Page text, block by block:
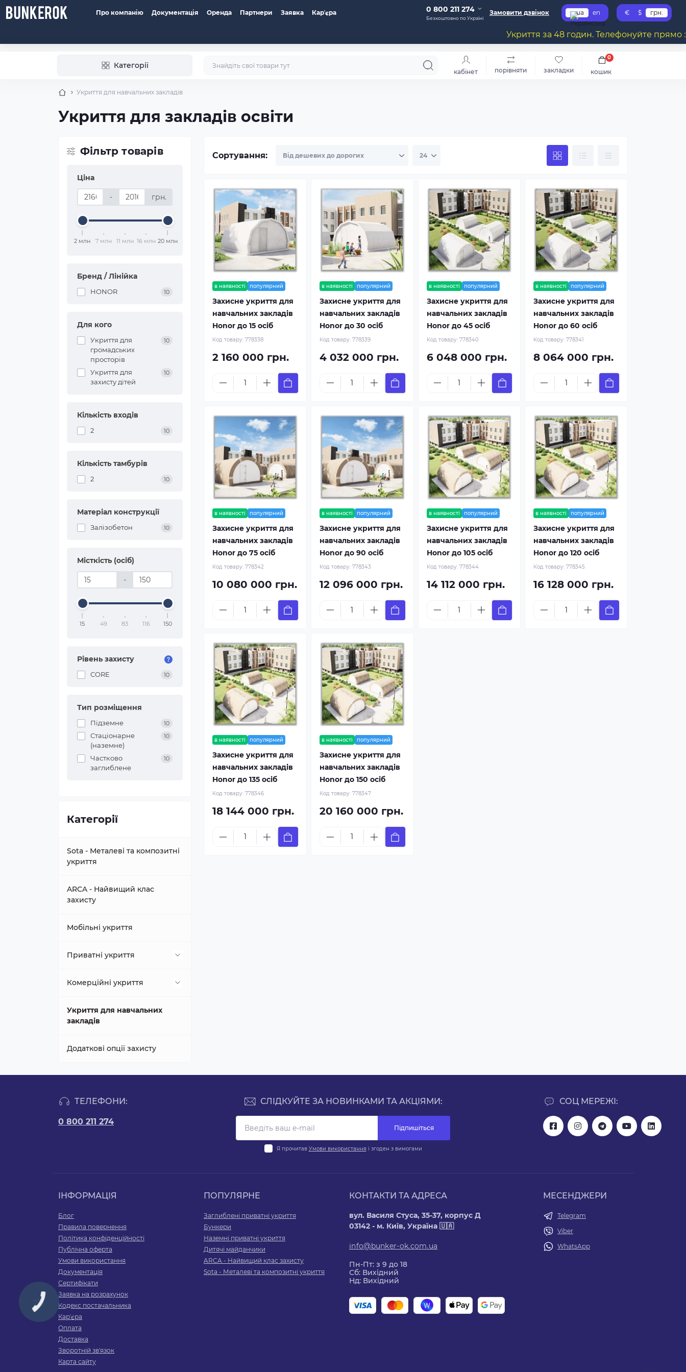
Про компанію Документація Оренда Партнери Заявка Карʼєра 0 800 211 274
Безкоштовно по Україні
Замовити дзвінок ua en € $ грн.
Укриття за 48 годин. Телефонуйте прямо
Категорії
кабінет порівняти закладки кошик
0
Укриття для навчальних закладів
Укриття для закладів освіти
Фільтр товарів
Ціна
- грн.
2 млн 7 млн 11 млн 16 млн 20 млн
Бренд / Лінійка
HONOR 10
Для кого
Укриття для
громадських
просторів
10
Укриття для
захисту дітей
10
Кількість входів
2 10
Кількість тамбурів
2 10
Матеріал конструкції
Залізобетон 10
Місткість (осіб)
-
15 49 83 116 150
Рівень захисту
CORE 10
Тип розміщення
Підземне 10
Стаціонарне
(наземне)
10
Частково
заглиблене
10
Категорії
Sota - Металеві та композитні
укриття
ARCA - Найвищий клас
захисту
Мобільні укриття
Приватні укриття
Наземні приватні укриття
Заглиблені приватні укриття
Комерційні укриття
Наземні комерційні укриття
укриття
Дитячі майданчики
Укриття для навчальних
закладів
Додаткові опції захисту
Сортування:
в наявності популярний
Захисне укриття для
навчальних закладів
Honor до 15 осіб
Код товару: 778338
2 160 000 грн.
в наявності популярний
Захисне укриття для
навчальних закладів
Honor до 30 осіб
Код товару: 778339
4 032 000 грн.
в наявності популярний
Захисне укриття для
навчальних закладів
Honor до 45 осіб
Код товару: 778340
6 048 000 грн.
в наявності популярний
Захисне укриття для
навчальних закладів
Honor до 60 осіб
Код товару:778341
8 064 000 грн.
в наявності популярний
Захисне укриття для
навчальних закладів
Honor до 75 осіб
Код товару: 778342
10 080 000 грн.
в наявності популярний
Захисне укриття для
навчальних закладів
Honor до 90 осіб
Код товару: 778343
12 096 000 грн.
в наявності популярний
Захисне укриття для
навчальних закладів
Honor до 105 осіб
Код товару: 778344
14 112 000 грн.
в наявності популярний
Захисне укриття для
навчальних закладів
Honor до 120 осіб
Код товару:778345
16 128 000 грн.
в наявності популярний
Захисне укриття для
навчальних закладів
Honor до 135 осіб
Код товару: 778346
18 144 000 грн.
в наявності популярний
Захисне укриття для
навчальних закладів
Honor до 150 осіб
Код товару: 778347
20 160 000 грн.
ТЕЛЕФОНИ:
0 800 211 274
СОЦ МЕРЕЖІ:
СЛІДКУЙТЕ ЗА НОВИНКАМИ ТА АКЦІЯМИ:
Підпишіться
Я прочитав Умови використання і згоден з вимогами
ІНФОРМАЦІЯ
Блог
Правила повернення
Політика конфіденційності
Публічна оферта
Умови використання
Документація
Сертифікати
Заявка на розрахунок
Кодекс постачальника
Карʼєра
Оплата
Доставка
Зворотній зв'язок
Карта сайту
ПОПУЛЯРНЕ
Заглиблені приватні укриття
Бункери
Наземні приватні укриття
Дитячі майданчики
ARCA - Найвищий клас захисту
Sota - Металеві та композитні укриття
КОНТАКТИ ТА АДРЕСА
вул. Василя Стуса, 35-37, корпус Д
03142 - м. Київ, Україна 🇺🇦
info@bunker-ok.com.ua
Пн-Пт: з 9 до 18
Сб: Вихідний
Нд: Вихідний
МЕСЕНДЖЕРИ
Telegram
Viber
WhatsApp